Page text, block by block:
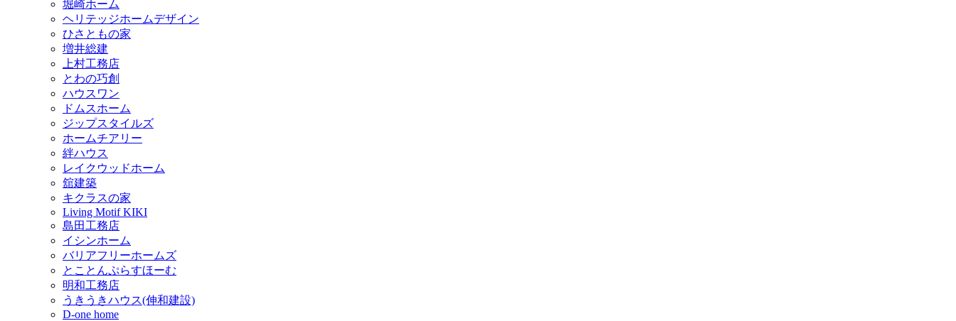
堀崎ホーム
ヘリテッジホームデザイン
ひさともの家
増井総建
上村工務店
とわの巧創
ハウスワン
ドムスホーム
ジップスタイルズ
ホームチアリー
絆ハウス
レイクウッドホーム
舘建築
キクラスの家
Living Motif KIKI
島田工務店
イシンホーム
バリアフリーホームズ
とことんぷらすほーむ
明和工務店
うきうきハウス(伸和建設)
D-one home